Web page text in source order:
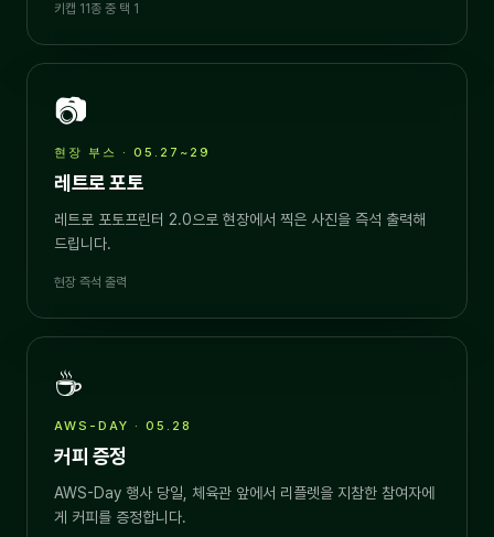
키캡 11종 중 택 1
📷
현장 부스 · 05.27~29
레트로 포토
레트로 포토프린터 2.0으로 현장에서 찍은 사진을 즉석 출력해
드립니다.
현장 즉석 출력
☕
AWS-DAY · 05.28
커피 증정
AWS-Day 행사 당일, 체육관 앞에서 리플렛을 지참한 참여자에
게 커피를 증정합니다.